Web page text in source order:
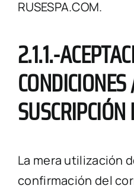
RUSESPA.COM.
2.1.1.-
La mera utilización
confirmación del